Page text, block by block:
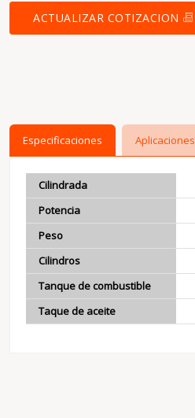
ACTUALIZAR COTIZACION
Especificaciones Aplicaciones
Cilindrada
Potencia
Peso
Cilindros
Tanque de combustible
Taque de aceite